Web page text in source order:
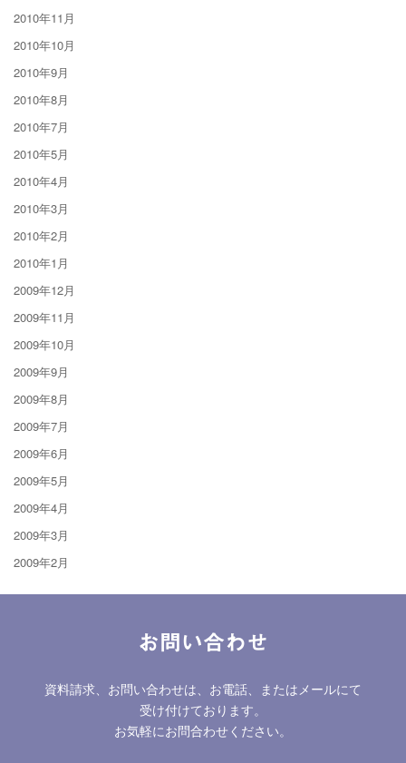
2010年11月
2010年10月
2010年9月
2010年8月
2010年7月
2010年5月
2010年4月
2010年3月
2010年2月
2010年1月
2009年12月
2009年11月
2009年10月
2009年9月
2009年8月
2009年7月
2009年6月
2009年5月
2009年4月
2009年3月
2009年2月
お問い合わせ
資料請求、お問い合わせは、お電話、またはメールにて
受け付けております。
お気軽にお問合わせください。